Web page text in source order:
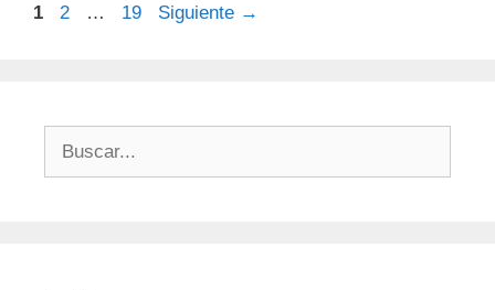
1 2 … 19 Siguiente →